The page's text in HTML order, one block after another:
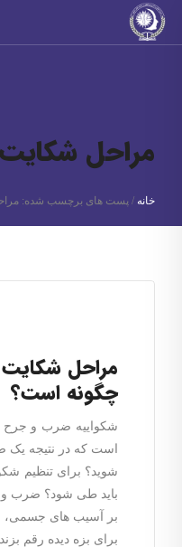
مراحل
خانه / پست های برچسب شده:
مراحل
چگونه است؟
شکواییه ضرب و جرح
است که در نتیجه
شوید؟ برای تنظیم
باید طی شود؟ ضرب
بر آسیب های جسمی،
برای بزه دیده رقم